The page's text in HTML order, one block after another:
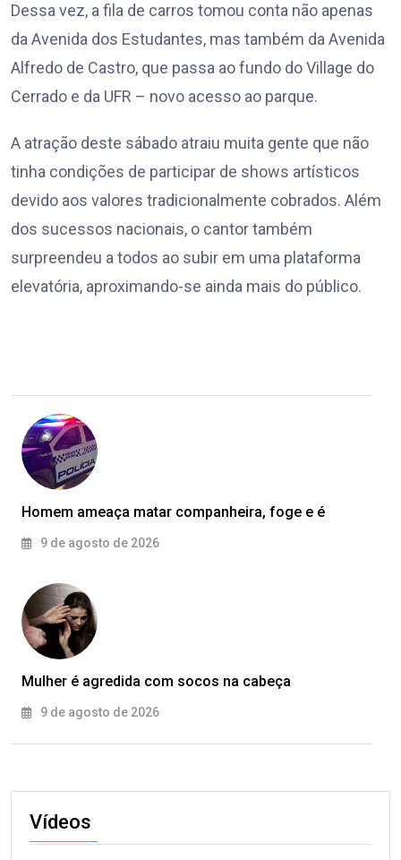
Dessa vez, a fila de carros tomou conta não apenas
da Avenida dos Estudantes, mas também da Avenida
Alfredo de Castro, que passa ao fundo do Village do
Cerrado e da UFR – novo acesso ao parque.
A atração deste sábado atraiu muita gente que não
tinha condições de participar de shows artísticos
devido aos valores tradicionalmente cobrados. Além
dos sucessos nacionais, o cantor também
surpreendeu a todos ao subir em uma plataforma
elevatória, aproximando-se ainda mais do público.
Homem ameaça matar companheira, foge e é
9 de agosto de 2026
Mulher é agredida com socos na cabeça
9 de agosto de 2026
Vídeos